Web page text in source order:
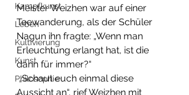
Kampfkunst
Leben
Kultivierung
Kunst
Philosophie
Meister Weizhen war auf einer
Teewanderung, als der Schüler
Nagun ihn fragte: „Wenn man
Erleuchtung erlangt hat, ist die
dann für immer?“
„Schaut euch einmal diese
Aussicht an“, rief Weizhen mit